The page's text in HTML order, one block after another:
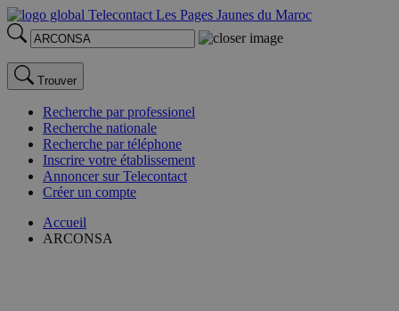
Trouver
Recherche par professionel
Recherche nationale
Recherche par téléphone
Inscrire votre établissement
Annoncer sur Telecontact
Créer un compte
Accueil
ARCONSA